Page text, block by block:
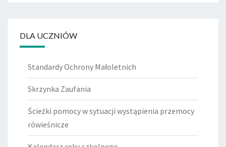
DLA UCZNIÓW
Standardy Ochrony Małoletnich
Skrzynka Zaufania
Ścieżki pomocy w sytuacji wystąpienia przemocy
rówieśnicze